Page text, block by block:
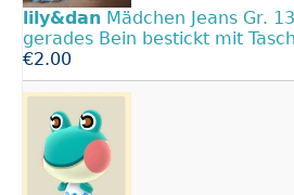
lily&dan Mädchen Jeans Gr.
gerades Bein bestickt mit
€2.00